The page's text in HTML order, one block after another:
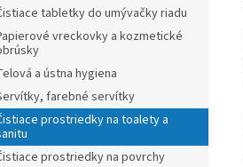
tabletky do umývačky riadu
vreckovky a kozmetické
a ústna hygiena
farebné servítky
prostriedky na toalety a
prostriedky na povrchy